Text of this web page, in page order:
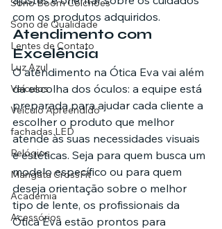
Sono Boom Colchões
Sono de Qualidade
Lentes de Contato
Luz Azul
Veículos
Veículo Apreendido
fachadas LED
Relógios
Mangata CrossFit
Academia
Acessórios
com os produtos adquiridos.
Atendimento com
Excelência
O atendimento na Ótica Eva vai além
da escolha dos óculos: a equipe está
preparada para ajudar cada cliente a
escolher o produto que melhor
atende às suas necessidades visuais
e estéticas. Seja para quem busca um
modelo específico ou para quem
deseja orientação sobre o melhor
tipo de lente, os profissionais da
Ótica Eva estão prontos para